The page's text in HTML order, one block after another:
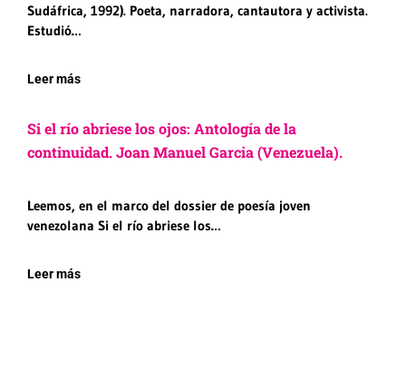
Sudáfrica, 1992). Poeta, narradora, cantautora y activista.
Estudió…
Leer más
Si el río abriese los ojos: Antología de la
continuidad. Joan Manuel Garcia (Venezuela).
Leemos, en el marco del dossier de poesía joven
venezolana Si el río abriese los…
Leer más